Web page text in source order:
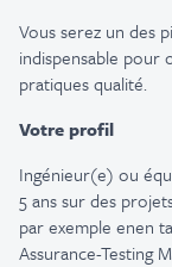
Vous serez un des
indispensable pour
pratiquesqualité.
Votre profil
Ingénieur(e) ou
5ans sur des
par exemple enen
Assurance-Testing